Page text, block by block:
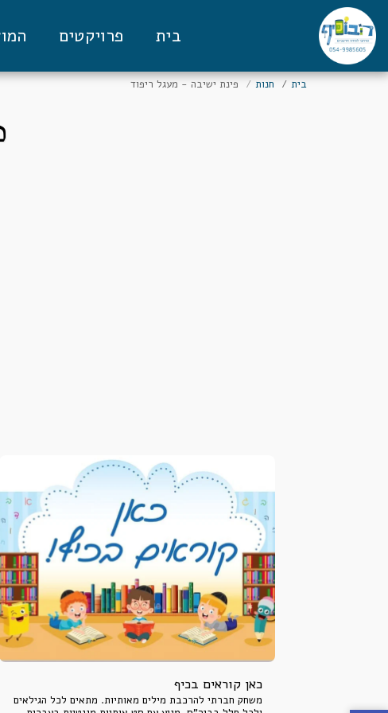
בית פרויקטים
בית חנות פינת ישיבה - מעגל ריפוד
כאן קוראים בכיף
משחק חברתי להרכבת מילים מאותיות. מתאים לכל הגילאים